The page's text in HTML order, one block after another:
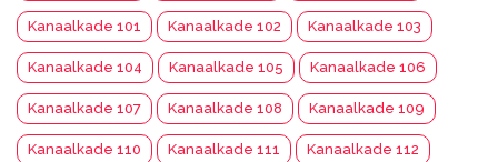
Kanaalkade 101 Kanaalkade 102 Kanaalkade 103
Kanaalkade 104 Kanaalkade 105 Kanaalkade 106
Kanaalkade 107 Kanaalkade 108 Kanaalkade 109
Kanaalkade 110 Kanaalkade 111 Kanaalkade 112